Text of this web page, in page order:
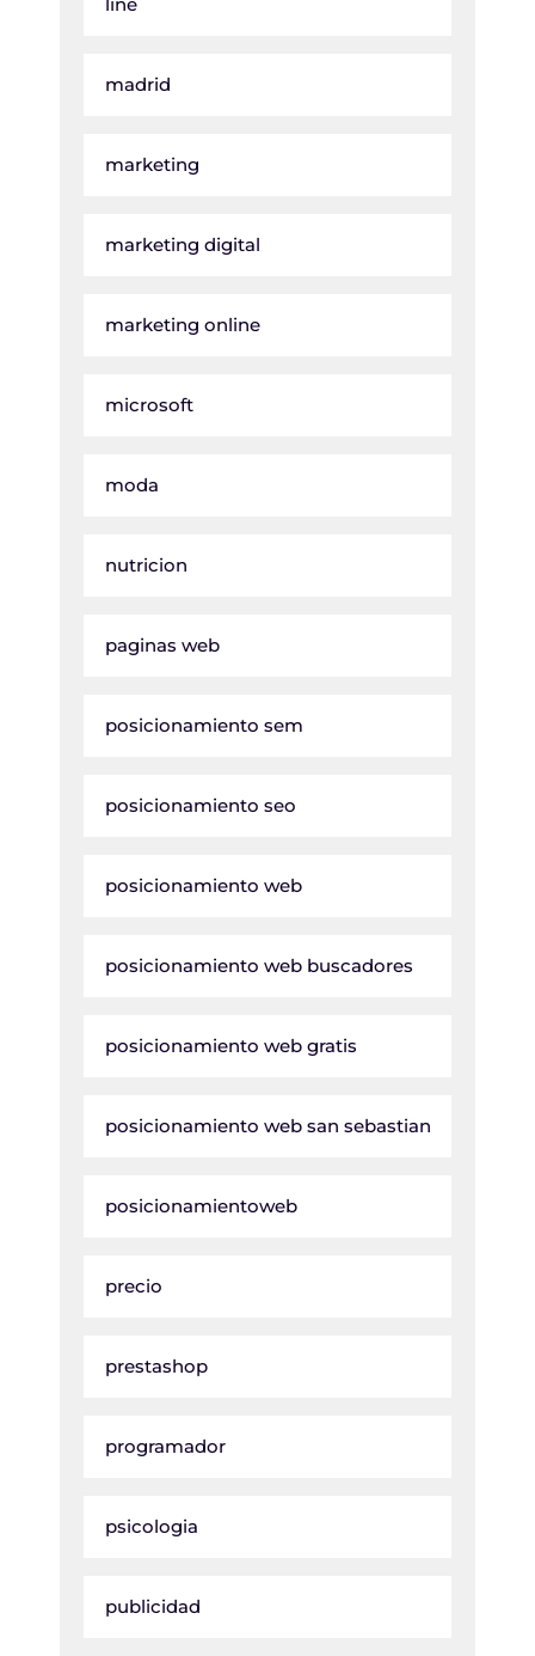
madrid
marketing
marketing digital
marketing online
microsoft
moda
nutricion
paginas web
posicionamiento sem
posicionamiento seo
posicionamiento web
posicionamiento web buscadores
posicionamiento web gratis
posicionamiento web san sebastian
posicionamientoweb
precio
prestashop
programador
psicologia
publicidad